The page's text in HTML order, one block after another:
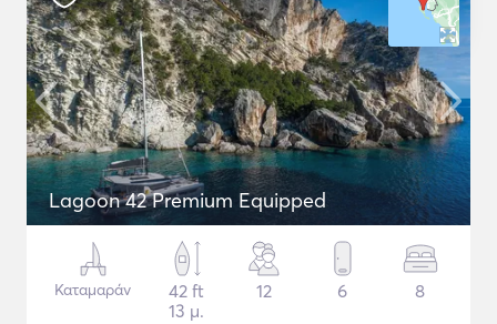
Lagoon 42 Premium Equipped
Καταμαράν
42 ft
13 μ.
12 6 8